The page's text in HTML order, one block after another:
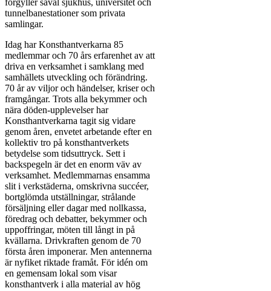
förgyller såväl sjukhus, universitet och
tunnelbanestationer som privata
samlingar.
Idag har Konsthantverkarna 85
medlemmar och 70 års erfarenhet av att
driva en verksamhet i samklang med
samhällets utveckling och förändring.
70 år av viljor och händelser, kriser och
framgångar. Trots alla bekymmer och
nära döden-upplevelser har
Konsthantverkarna tagit sig vidare
genom åren, envetet arbetande efter en
kollektiv tro på konsthantverkets
betydelse som tidsuttryck. Sett i
backspegeln är det en enorm väv av
verksamhet. Medlemmarnas ensamma
slit i verkstäderna, omskrivna succéer,
bortglömda utställningar, strålande
försäljning eller dagar med nollkassa,
föredrag och debatter, bekymmer och
uppoffringar, möten till långt in på
kvällarna. Drivkraften genom de 70
första åren imponerar. Men antennerna
är nyfiket riktade framåt. För idén om
en gemensam lokal som visar
konsthantverk i alla material av hög